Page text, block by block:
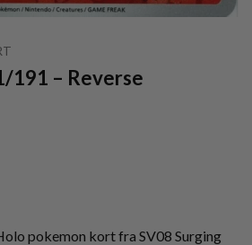
191 – Reverse
pokemon kort fra SV08 Surging